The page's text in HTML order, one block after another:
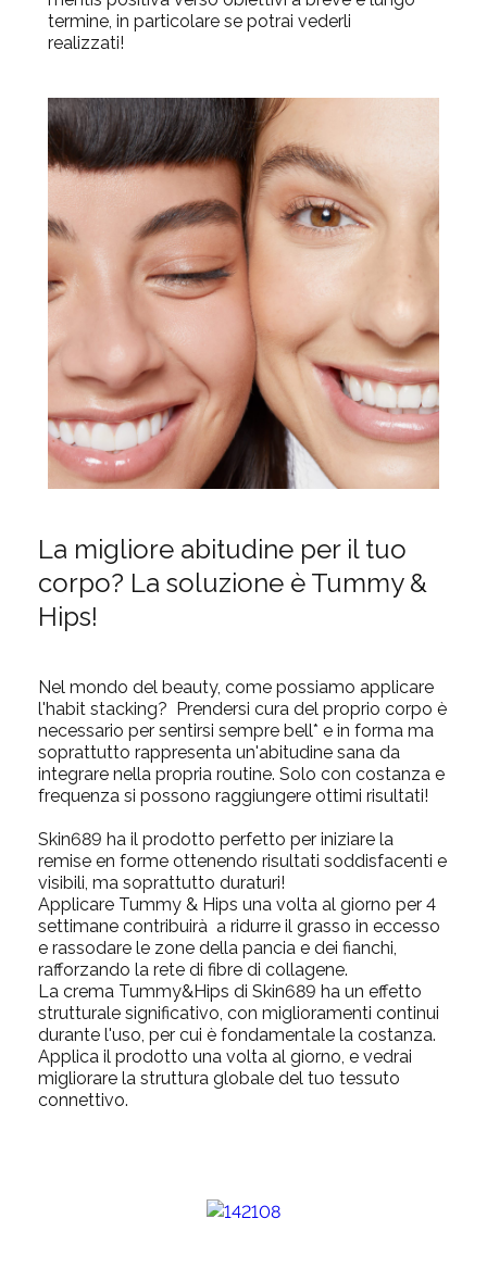
termine, in particolare se potrai vederli
realizzati!
La migliore abitudine per il tuo
corpo? La soluzione è Tummy &
Hips!
Nel mondo del beauty, come possiamo applicare
l'habit stacking? Prendersi cura del proprio corpo è
necessario per sentirsi sempre bell* e in forma ma
soprattutto rappresenta un'abitudine sana da
integrare nella propria routine. Solo con costanza e
frequenza si possono raggiungere ottimi risultati!
Skin689 ha il prodotto perfetto per iniziare la
remise en forme ottenendo risultati soddisfacenti e
visibili, ma soprattutto duraturi!
Applicare Tummy & Hips una volta al giorno per 4
settimane contribuirà a ridurre il grasso in eccesso
e rassodare le zone della pancia e dei fianchi,
rafforzando la rete di fibre di collagene.
La crema Tummy&Hips di Skin689 ha un effetto
strutturale significativo, con miglioramenti continui
durante l'uso, per cui è fondamentale la costanza.
Applica il prodotto una volta al giorno, e vedrai
migliorare la struttura globale del tuo tessuto
connettivo.